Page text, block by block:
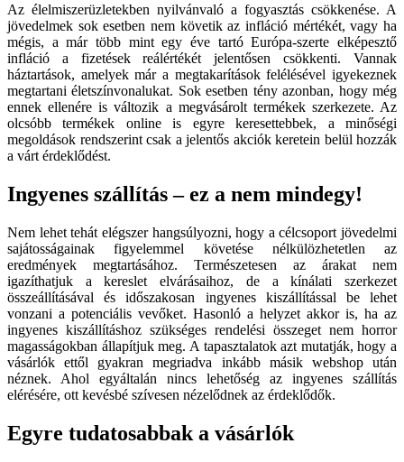
Az élelmiszerüzletekben nyilvánvaló a fogyasztás csökkenése. A
jövedelmek sok esetben nem követik az infláció mértékét, vagy ha
mégis, a már több mint egy éve tartó Európa-szerte elképesztő
infláció a fizetések reálértékét jelentősen csökkenti. Vannak
háztartások, amelyek már a megtakarítások felélésével igyekeznek
megtartani életszínvonalukat. Sok esetben tény azonban, hogy még
ennek ellenére is változik a megvásárolt termékek szerkezete. Az
olcsóbb termékek online is egyre keresettebbek, a minőségi
megoldások rendszerint csak a jelentős akciók keretein belül hozzák
a várt érdeklődést.
Ingyenes szállítás – ez a nem mindegy!
Nem lehet tehát elégszer hangsúlyozni, hogy a célcsoport jövedelmi
sajátosságainak figyelemmel követése nélkülözhetetlen az
eredmények megtartásához. Természetesen az árakat nem
igazíthatjuk a kereslet elvárásaihoz, de a kínálati szerkezet
összeállításával és időszakosan ingyenes kiszállítással be lehet
vonzani a potenciális vevőket. Hasonló a helyzet akkor is, ha az
ingyenes kiszállításhoz szükséges rendelési összeget nem horror
magasságokban állapítjuk meg. A tapasztalatok azt mutatják, hogy a
vásárlók ettől gyakran megriadva inkább másik webshop után
néznek. Ahol egyáltalán nincs lehetőség az ingyenes szállítás
elérésére, ott kevésbé szívesen nézelődnek az érdeklődők.
Egyre tudatosabbak a vásárlók